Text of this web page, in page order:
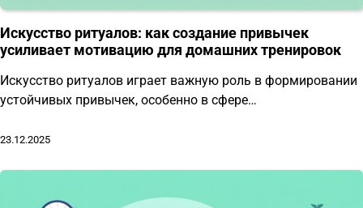
Искусство ритуалов: как создание привычек
усиливает мотивацию для домашних тренировок
Искусство ритуалов играет важную роль в формировании
устойчивых привычек, особенно в сфере…
23.12.2025